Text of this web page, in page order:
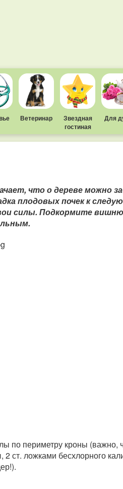
Ветеринар
Звездная
гостиная
Для
что о дереве можно
плодовых почек к
силы. Подкормите
по периметру кроны (важно,
ст. ложками бесхлорного